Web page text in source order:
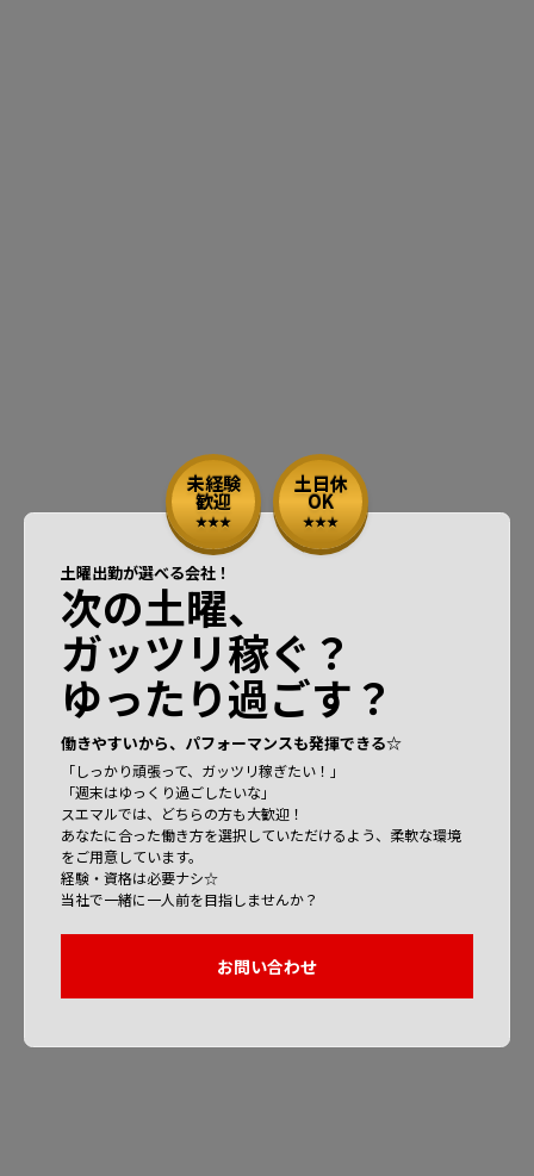
土曜出勤が選べる会社！
次の土曜、
ガッツリ稼ぐ？
ゆったり過ごす？
働きやすいから、パフォーマンスも発揮できる☆
「しっかり頑張って、ガッツリ稼ぎたい！」
「週末はゆっくり過ごしたいな」
スエマルでは、どちらの方も大歓迎！
あなたに合った働き方を選択していただけるよう、柔軟な環境
をご用意しています。
経験・資格は必要ナシ☆
当社で一緒に一人前を目指しませんか？
お問い合わせ
未経験
歓迎
土日休
OK